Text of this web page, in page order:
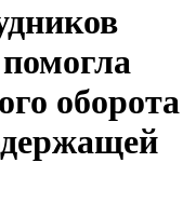
оборота